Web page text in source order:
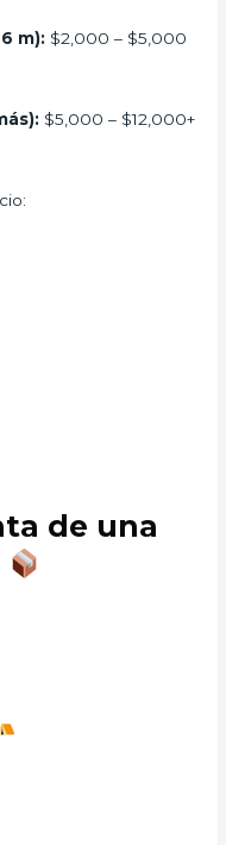
m): $2,000 – $5,000
$5,000 – $12,000+
de una